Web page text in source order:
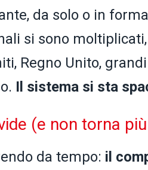
da solo o in
si sono
Regno Unito,
Il sistema si sta
(e non torna
da tempo: il